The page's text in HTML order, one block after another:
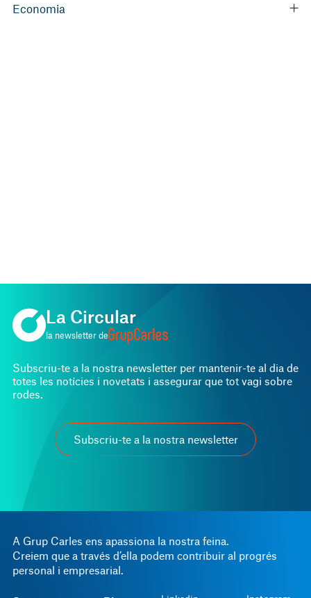
Economia
A Grup Carles ens apassiona la nostra feina.
Creiem que a través d’ella podem contribuir al progrés
personal i empresarial.
La Circular
la newsletter de
Subscriu-te a la nostra newsletter per mantenir-te al dia de
totes les notícies i novetats i assegurar que tot vagi sobre
rodes.
Subscriu-te a la nostra newsletter